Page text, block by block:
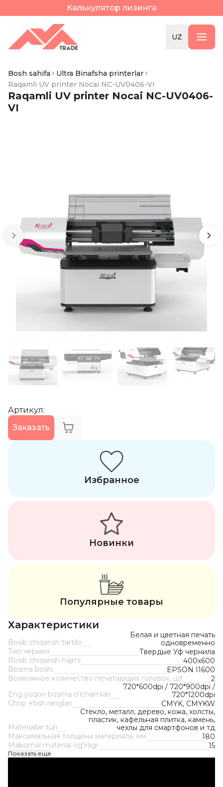
Калькулятор лизинга
UZ
Bosh sahifa
Ultra Binafsha printerlar
Raqamli UV printer Nocai NC-UV0406-VI
Raqamli UV printer Nocai NC-UV0406-
VI
Артикул:
Заказать
Избранное
Новинки
Популярные товары
Характеристики
Bosib chiqarish tartibi
Белая и цветная печать
одновременно
Тип чернил
Твердые Уф чернила
Bosib chiqarish hajmi
400x600
Bosma boshi
EPSON I1600
Возможное количество печатающих головок, шт
2
Eng yuqori bosma o'lchamlari
720*600dpi / 720*900dpi /
720*1200dpi
Chop etish ranglari
CMYK, CMYKW
Materiallar turi
Стекло, металл, дерево, кожа, холсты,
пластик, кафельная плитка, камень,
чехлы для смартфонов и тд
Максимальная толщина материала, мм
180
Maksimal material og'irligi
15
Показать еще